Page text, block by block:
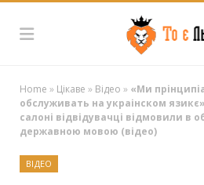
Home » Цікаве » Відео » «Ми
обслуживать на украінском
салоні відвідувачці відмовили в
державною мовою (відео)
ВІДЕО